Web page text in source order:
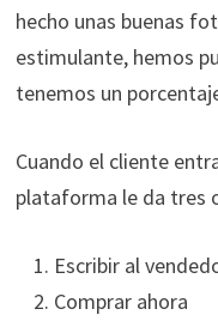
hecho unas buenas
estimulante, hemos
tenemos un
Cuando el cliente
plataforma le da tres
Escribir al
Comprar ahora